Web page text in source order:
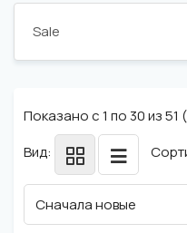
Sale
Показано с 1 по 30 из 51
Вид: